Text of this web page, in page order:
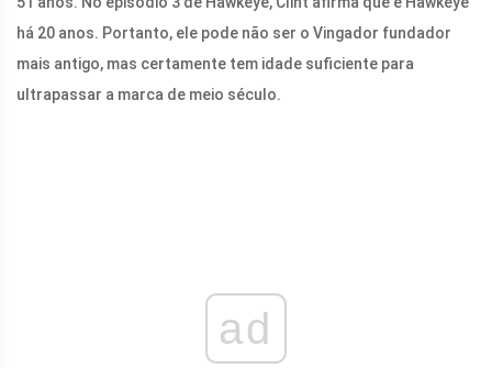
há 20 anos. Portanto, ele pode não ser o Vingador fundador
mais antigo, mas certamente tem idade suficiente para
ultrapassar a marca de meio século.
ad